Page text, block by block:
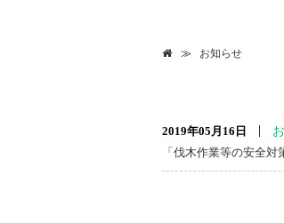
お知らせ
2019年05月16日
「伐木作業等の安全